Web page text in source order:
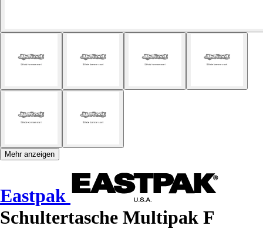
Mehr anzeigen
Eastpak
Schultertasche Multipak F